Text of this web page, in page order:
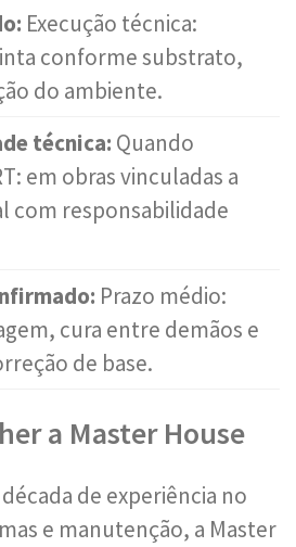
Execução técnica:
conforme substrato,
do ambiente.
técnica: Quando
em obras vinculadas a
com responsabilidade
Prazo médio:
cura entre demãos e
de base.
a Master House
de experiência no
e manutenção, a Master